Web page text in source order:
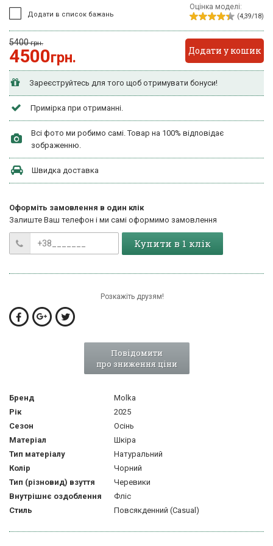
Додати в список бажань
Оцінка моделі:
(4,39/18)
5400грн.
4500грн. Додати у кошик
Зареєструйтесь для того щоб отримувати бонуси!
Примірка при отриманні.
Всі фото ми робимо самі. Товар на 100% відповідає
зображенню.
Швидка доставка
Оформіть замовлення в один клік
Залиште Ваш телефон і ми самі оформимо замовлення
Купити в 1 клік
Розкажіть друзям!
Повідомити
про зниження ціни
Бренд
Molka
Рік
2025
Сезон
Осінь
Матеріал
Шкіра
Тип матеріалу
Натуральний
Колір
Чорний
Тип (різновид) взуття
Черевики
Внутрішнє оздоблення
Фліс
Стиль
Повсякденний (Casual)